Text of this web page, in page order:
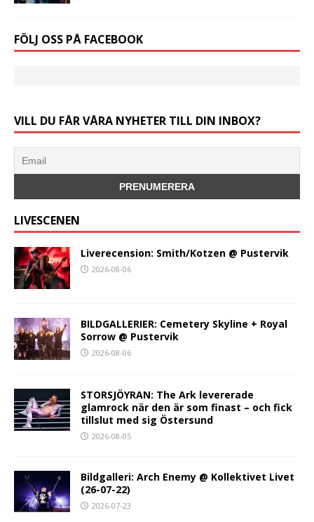
FÖLJ OSS PÅ FACEBOOK
VILL DU FÅR VÅRA NYHETER TILL DIN INBOX?
LIVESCENEN
Liverecension: Smith/Kotzen @ Pustervik
2026-08-06
BILDGALLERIER: Cemetery Skyline + Royal
Sorrow @ Pustervik
2026-08-06
STORSJÖYRAN: The Ark levererade
glamrock när den är som finast – och fick
tillslut med sig Östersund
2026-08-05
Bildgalleri: Arch Enemy @ Kollektivet Livet
(26-07-22)
2026-07-23